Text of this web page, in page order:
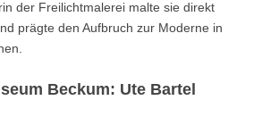
der Freilichtmalerei malte sie direkt
prägte den Aufbruch zur Moderne in
Beckum: Ute Bartel